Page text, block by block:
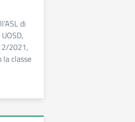
di
2021,
la classe